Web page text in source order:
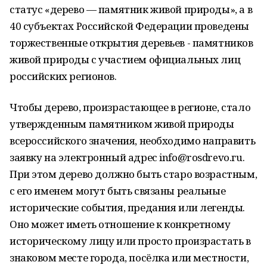
статус «дерево — памятник живой природы», а в
40 субъектах Российской Федерации проведены
торжественные открытия деревьев - памятников
живой природы с участием официальных лиц
российских регионов.
Чтобы дерево, произрастающее в регионе, стало
утвержденным памятником живой природы
всероссийского значения, необходимо направить
заявку на электронный адрес info@rosdrevо.гu.
При этом дерево должно быть старо возрастным,
с его именем могут быть связаны реальные
исторические события, предания или легенды.
Оно может иметь отношение к конкретному
историческому лицу или просто произрастать в
знаковом месте города, посёлка или местности,